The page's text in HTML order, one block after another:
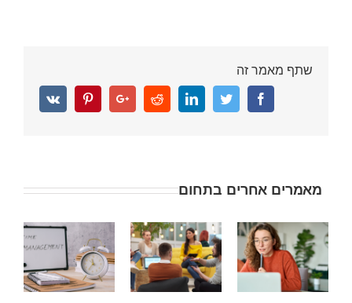
שתף מאמר זה
Facebook
Twitter
Linkedin
Reddit
Google+
Pinterest
Vk
מאמרים אחרים בתחום